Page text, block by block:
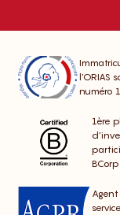
l’ORIAS
numéro
1ère